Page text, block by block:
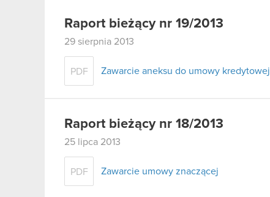
Raport bieżący nr 19/2013
29 sierpnia 2013
PDF Zawarcie aneksu do umowy kredytowej
Raport bieżący nr 18/2013
25 lipca 2013
PDF Zawarcie umowy znaczącej